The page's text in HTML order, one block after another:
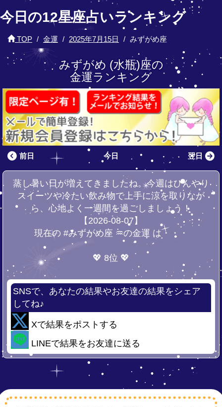
今日の12星座占いランキング
TOP 金運 2025年7月15日 みずがめ座
みずがめ (水瓶)座の
金運ランキング
前日 今日 翌日
蒸し暑い日が増えてきましたね。今週はひんやり
スイーツや冷たい飲み物で上手に涼を取りなが
ら、心地よく一週間を過ごしましょう！
【2026-08-07】
現在の #みずがめ座 ♒の金運 は・・・
💖 8位 💖
SNSで、あなたの結果やお友達の結果をシェア
してね♪
Xで結果をポストする
LINEで結果をお友達に送る